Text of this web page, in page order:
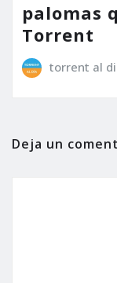
palomas
Torrent
torrent al
Deja un